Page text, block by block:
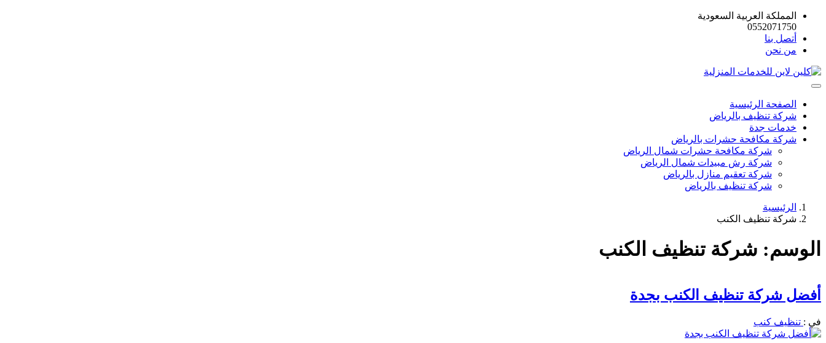
المملكة العربية السعودية
0552071750
أتصل بنا
من نحن
الصفحة الرئيسية
شركة تنظيف بالرياض
خدمات جدة
شركة مكافحة حشرات بالرياض
شركة مكافحة حشرات شمال الرياض
شركة رش مبيدات شمال الرياض
شركة تعقيم منازل بالرياض
شركة تنظيف بالرياض
الرئيسية
شركة تنظيف الكنب
الوسم: شركة تنظيف الكنب
أفضل شركة تنظيف الكنب بجدة
في : تنظيف كنب